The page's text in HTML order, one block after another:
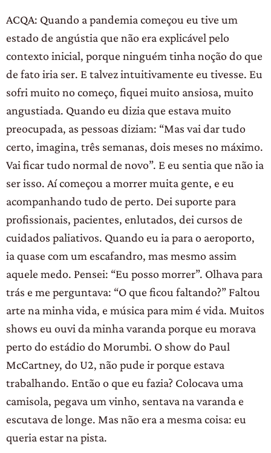
ACQA: Quando a pandemia começou eu tive um
estado de angústia que não era explicável pelo
contexto inicial, porque ninguém tinha noção do que
de fato iria ser. E talvez intuitivamente eu tivesse. Eu
sofri muito no começo, fiquei muito ansiosa, muito
angustiada. Quando eu dizia que estava muito
preocupada, as pessoas diziam: “Mas vai dar tudo
certo, imagina, três semanas, dois meses no máximo.
Vai ficar tudo normal de novo”. E eu sentia que não ia
ser isso. Aí começou a morrer muita gente, e eu
acompanhando tudo de perto. Dei suporte para
profissionais, pacientes, enlutados, dei cursos de
cuidados paliativos. Quando eu ia para o aeroporto,
ia quase com um escafandro, mas mesmo assim
aquele medo. Pensei: “Eu posso morrer”. Olhava para
trás e me perguntava: “O que ficou faltando?” Faltou
arte na minha vida, e música para mim é vida. Muitos
shows eu ouvi da minha varanda porque eu morava
perto do estádio do Morumbi. O show do Paul
McCartney, do U2, não pude ir porque estava
trabalhando. Então o que eu fazia? Colocava uma
camisola, pegava um vinho, sentava na varanda e
escutava de longe. Mas não era a mesma coisa: eu
queria estar na pista.